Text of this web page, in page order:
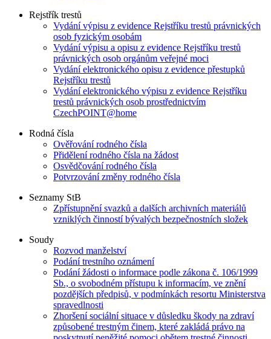
Rejstřík trestů
Vydání výpisu z evidence Rejstříku trestů právnických
osob fyzickým osobám
Vydání výpisu a opisu z evidence Rejstříku trestů
právnických osob orgánům veřejné moci
Vydání elektronického opisu z evidence přestupků
Rejstříku trestů
Vydání elektronického výpisu z evidence Rejstříku
trestů právnických osob prostřednictvím
CzechPOINT@home
Rodná čísla
Ověřování rodného čísla
Přidělení rodného čísla na žádost
Osvědčování rodného čísla
Potvrzování změny rodného čísla
Seznamy StB
Zpřístupnění svazků a dalších archivních materiálů
vzniklých činností bývalých bezpečnostních složek
Soudy
Rozvod manželství
Podání trestního oznámení
Podání žádosti o informace podle zákona č. 106/1999
Sb., o svobodném přístupu k informacím, ve znění
pozdějších předpisů, v podmínkách resortu Ministerstva
spravedlnosti
Zhoršení sociální situace v důsledku škody na zdraví
způsobené trestným činem, které zakládá právo na